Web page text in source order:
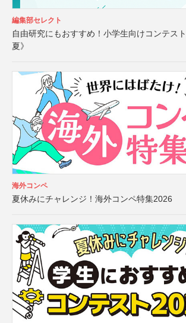
編集部セレクト
自由研究にもおすすめ！小学生向けコンテス
夏》
海外コンペ
夏休みにチャレンジ！海外コンペ特集2026